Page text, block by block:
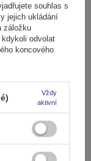
souhlas s
jejich ukládání
záložku
kdykoli odvolat
koncového
Vždy
aktivní